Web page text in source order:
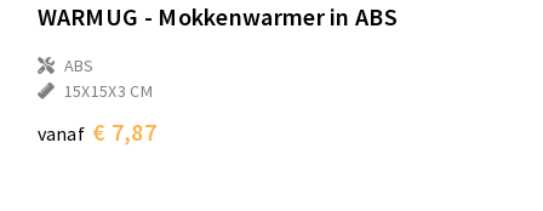
WARMUG - Mokkenwarmer in ABS
ABS
15X15X3 CM
vanaf € 7,87